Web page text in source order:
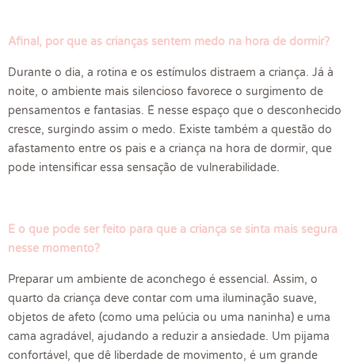
Afinal, por que as crianças sentem medo na hora de dormir?
Durante o dia, a rotina e os estímulos distraem a criança. Já à
noite, o ambiente mais silencioso favorece o surgimento de
pensamentos e fantasias. É nesse espaço que o desconhecido
cresce, surgindo assim o medo. Existe também a questão do
afastamento entre os pais e a criança na hora de dormir, que
pode intensificar essa sensação de vulnerabilidade.
E o que pode ser feito para que a criança se sinta mais segura
nesse momento?
Preparar um ambiente de aconchego é essencial. Assim, o
quarto da criança deve contar com uma iluminação suave,
objetos de afeto (como uma pelúcia ou uma naninha) e uma
cama agradável, ajudando a reduzir a ansiedade. Um pijama
confortável, que dê liberdade de movimento, é um grande